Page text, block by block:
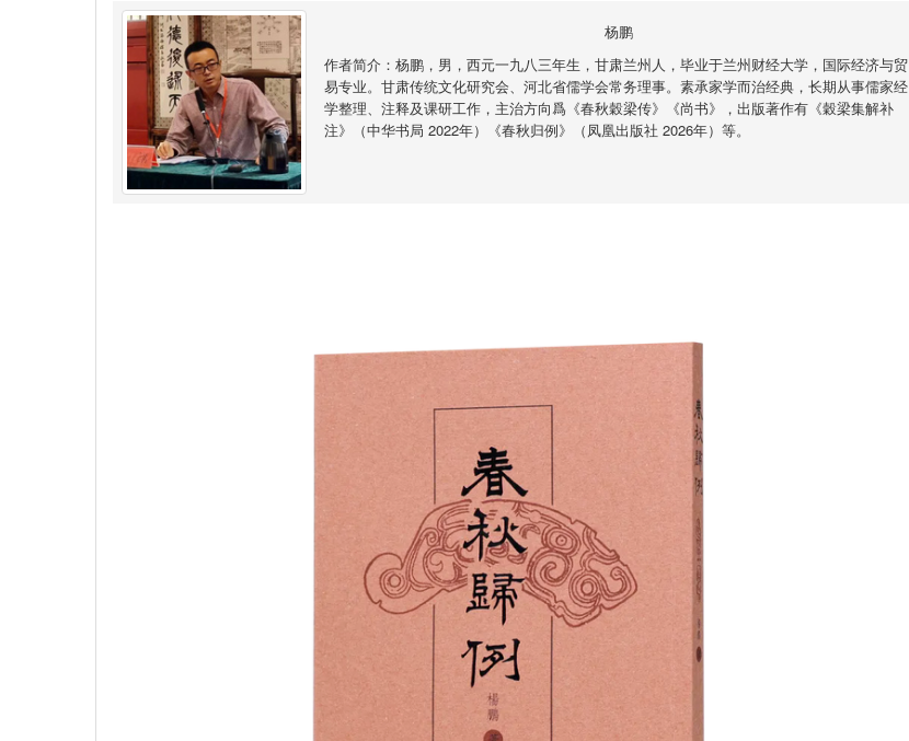
杨鹏
作者简介：杨鹏，男，西元一九八三年生，甘肃兰州人，毕业于兰州财经大学，国际经济与贸
易专业。甘肃传统文化研究会、河北省儒学会常务理事。素承家学而治经典，长期从事儒家经
学整理、注释及课研工作，主治方向爲《春秋穀梁传》《尚书》，出版著作有《穀梁集解补
注》（中华书局 2022年）《春秋归例》（凤凰出版社 2026年）等。